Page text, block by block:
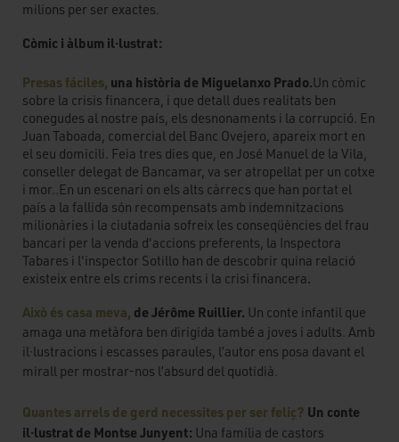
milions per ser exactes.
Còmic i àlbum il·lustrat:
Presas fáciles, una història de Miguelanxo Prado.Un còmic
sobre la crisis financera, i que detall dues realitats ben
conegudes al nostre país, els desnonaments i la corrupció. En
Juan Taboada, comercial del Banc Ovejero, apareix mort en
el seu domicili. Feia tres dies que, en José Manuel de la Vila,
conseller delegat de Bancamar, va ser atropellat per un cotxe
i mor..En un escenari on els alts càrrecs que han portat el
país a la fallida són recompensats amb indemnitzacions
milionàries i la ciutadania sofreix les conseqüències del frau
bancari per la venda d'accions preferents, la Inspectora
Tabares i l'inspector Sotillo han de descobrir quina relació
existeix entre els crims recents i la crisi financera
Això és casa meva, de Jérôme Ruillier. Un conte infantil que
amaga una metàfora ben dirigida també a joves i adults. Amb
il·lustracions i escasses paraules, l’autor ens posa davant el
mirall per mostrar-nos l’absurd del quotidià.
Quantes arrels de gerd necessites per ser feliç? Un conte
il·lustrat de Montse Junyent: Una família de castors